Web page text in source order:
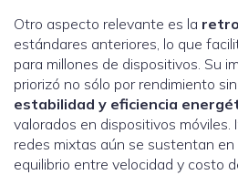
Otro aspecto relevante es la
estándares anteriores, lo que
para millones de dispositivos. Su
priorizó no sólo por rendimiento
estabilidad y eficiencia
valorados en dispositivos móviles.
redes mixtas aún se sustentan
equilibrio entre velocidad y costo